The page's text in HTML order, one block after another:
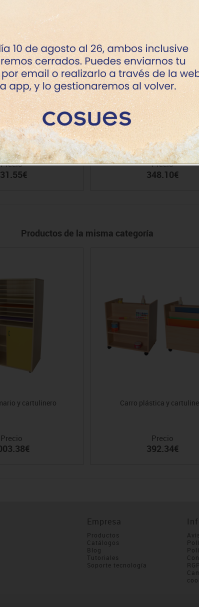
pañales grande
Precio
Cubo librería infantil
Precio
348.10€
Productos de la misma categoría
y cartulinero
Precio
Carro plástica y
Precio
392.34€
Empresa
Productos
Catálogos
Blog
Tutoriales
Soporte tecnología